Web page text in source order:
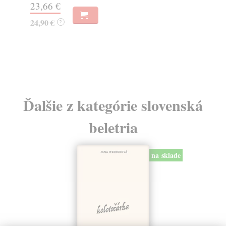
6,69 €
6,90 € ?
Ďalšie z kategórie slovenská
beletria
na sklade